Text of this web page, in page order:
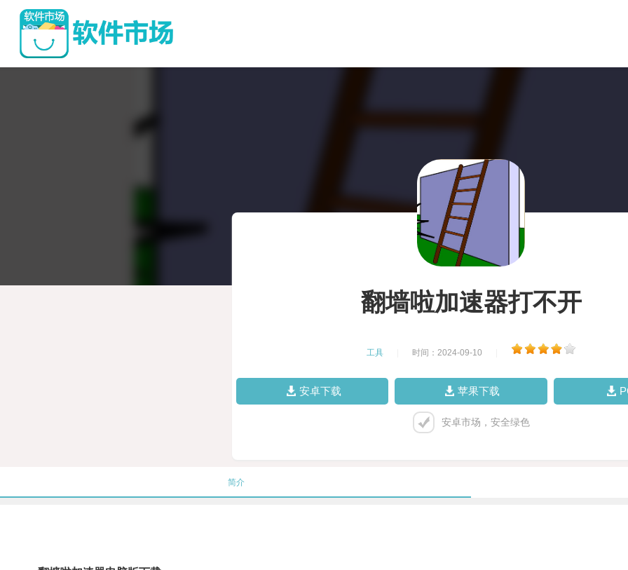
翻墙啦加速器打不开
工具 时间：2024-09-10
安卓下载 苹果下载
安卓市场，安全绿色
简介